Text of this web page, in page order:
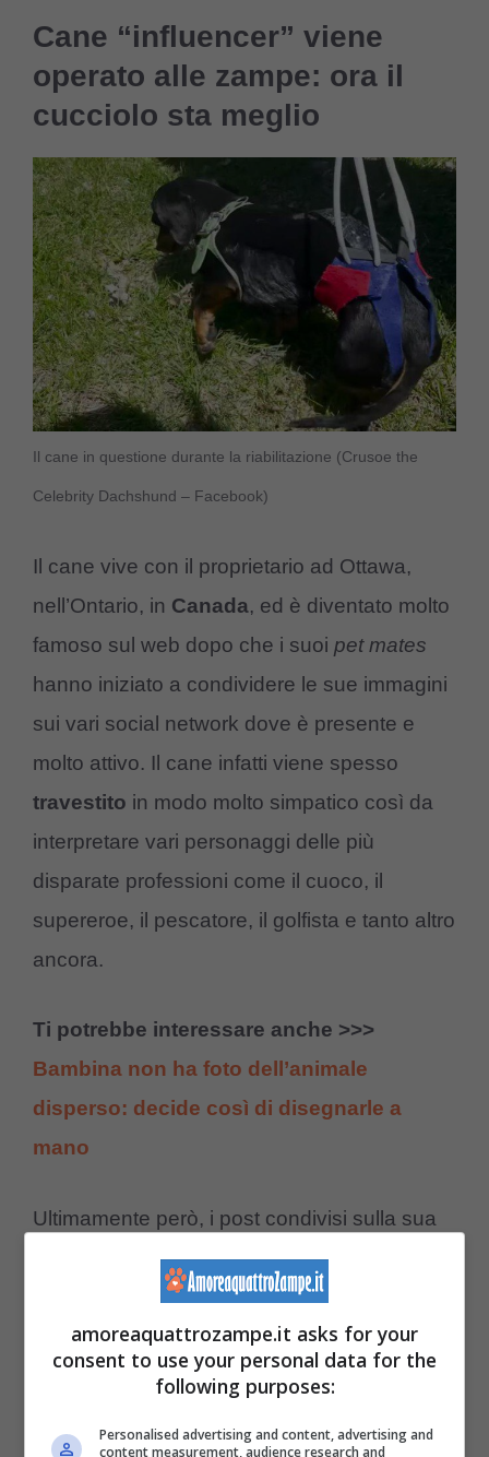
Cane “influencer” viene
operato alle zampe: ora il
cucciolo sta meglio
Il cane in questione durante la riabilitazione (Crusoe the
Celebrity Dachshund – Facebook)
Il cane vive con il proprietario ad Ottawa,
nell’Ontario, in Canada, ed è diventato molto
famoso sul web dopo che i suoi pet mates
hanno iniziato a condividere le sue immagini
sui vari social network dove è presente e
molto attivo. Il cane infatti viene spesso
travestito in modo molto simpatico così da
interpretare vari personaggi delle più
disparate professioni come il cuoco, il
supereroe, il pescatore, il golfista e tanto altro
ancora.
Ti potrebbe interessare anche >>>
Bambina non ha foto dell’animale
disperso: decide così di disegnarle a
mano
Ultimamente però, i post condivisi sulla sua
pagina si sono incentrati per la maggiore su
degli aggiornamenti circa il suo
salute. Purtroppo, qualche tempo fa, al cane
è stata diagnosticata una malattia alle zampe
amoreaquattrozampe.it asks for your
consent to use your personal data for the
following purposes:
Personalised advertising and content, advertising and
content measurement, audience research and